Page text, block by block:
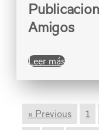
Amigos
Leer más
« Previous 1